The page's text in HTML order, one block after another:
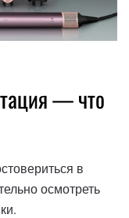
— что
в
осмотреть